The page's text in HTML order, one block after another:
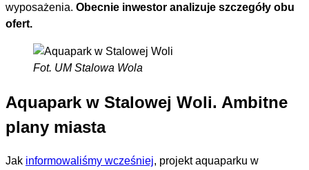
wyposażenia. Obecnie inwestor analizuje szczegóły obu
ofert.
Fot. UM Stalowa Wola
Aquapark w Stalowej Woli. Ambitne
plany miasta
Jak informowaliśmy wcześniej, projekt aquaparku w